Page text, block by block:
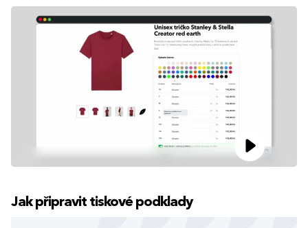
Jak připravit tiskové podklady